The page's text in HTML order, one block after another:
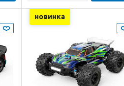
новинка